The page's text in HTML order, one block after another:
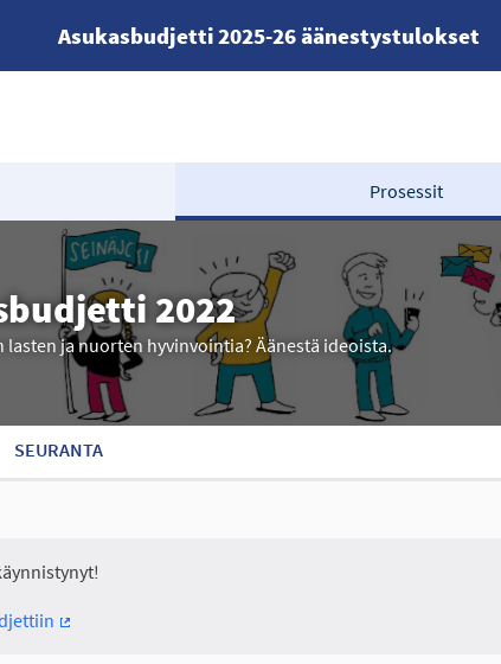
Asukasbudjetti 2025-26 äänestystulokset
Prosessit
2022
ja nuorten hyvinvointia? Äänestä ideoista.
SEURANTA